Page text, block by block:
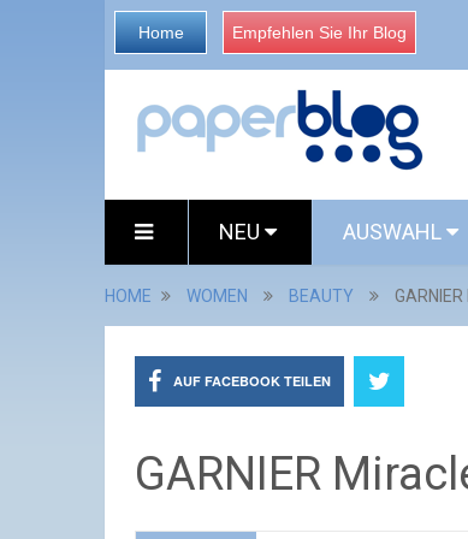
Home Empfehlen Sie Ihr Blog
NEU AUSWAHL
HOME WOMEN BEAUTY
AUF FACEBOOK TEILEN
GARNIER